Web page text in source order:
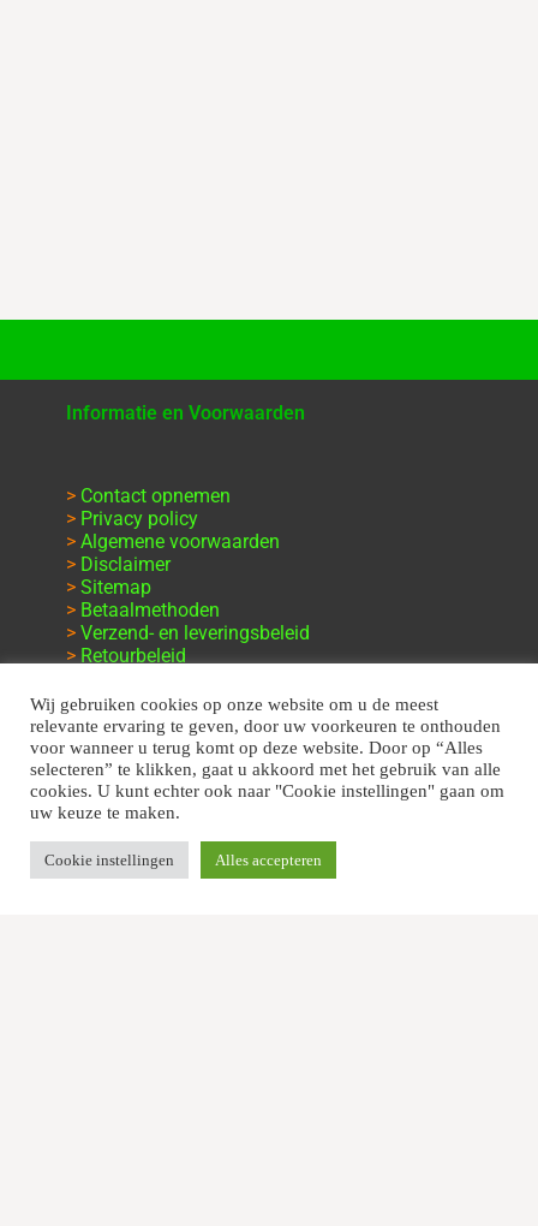
Informatie en Voorwaarden
> Contact opnemen
> Privacy policy
> Algemene voorwaarden
> Disclaimer
> Sitemap
> Betaalmethoden
> Verzend- en leveringsbeleid
> Retourbeleid
Wij gebruiken cookies op onze website om u de meest
relevante ervaring te geven, door uw voorkeuren te onthouden
voor wanneer u terug komt op deze website. Door op “Alles
selecteren” te klikken, gaat u akkoord met het gebruik van alle
cookies. U kunt echter ook naar "Cookie instellingen" gaan om
uw keuze te maken.
Cookie instellingen Alles accepteren